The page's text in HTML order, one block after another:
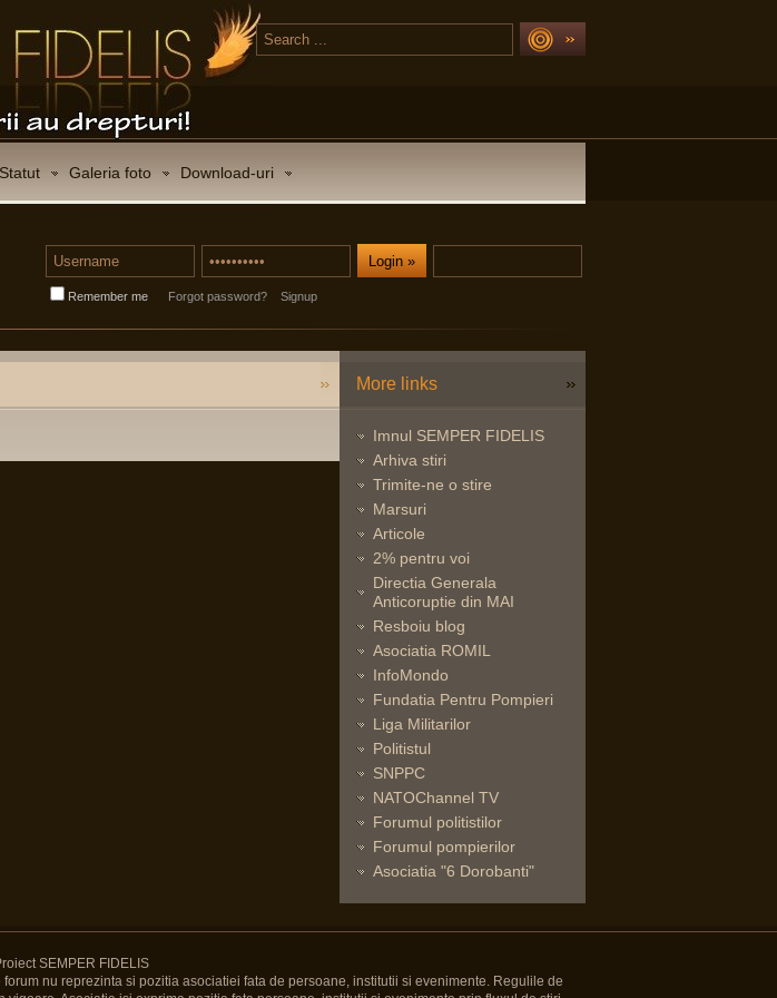
Statut Galeria foto Download-uri
Remember me Forgot password? Signup
More links
Imnul SEMPER FIDELIS
Arhiva stiri
Trimite-ne o stire
Marsuri
Articole
2% pentru voi
Directia Generala
Anticoruptie din MAI
Resboiu blog
Asociatia ROMIL
InfoMondo
Fundatia Pentru Pompieri
Liga Militarilor
Politistul
SNPPC
NATOChannel TV
Forumul politistilor
Forumul pompierilor
Asociatia "6 Dorobanti"
SEMPER FIDELIS
nu reprezinta si pozitia asociatiei fata de persoane, institutii si evenimente. Regulile de